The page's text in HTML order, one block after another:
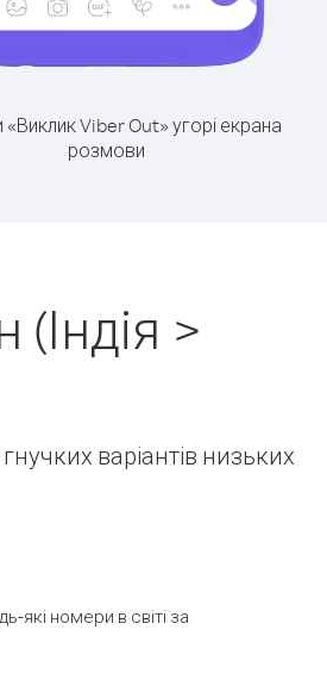
«Виклик Viber Out» угорі екрана
розмови
>
варіантів низьких
які номери в світі за